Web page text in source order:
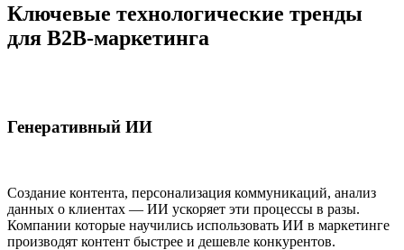
Ключевые технологические тренды
для B2B-маркетинга
Генеративный ИИ
Создание контента, персонализация коммуникаций, анализ
данных о клиентах — ИИ ускоряет эти процессы в разы.
Компании которые научились использовать ИИ в маркетинге
производят контент быстрее и дешевле конкурентов.